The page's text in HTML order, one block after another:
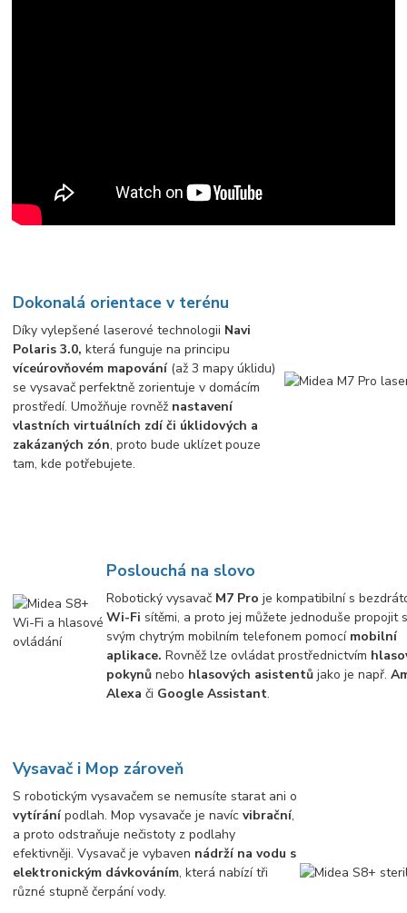
Dokonalá orientace v terénu
Díky vylepšené laserové technologii Navi
Polaris 3.0, která funguje na principu
víceúrovňovém mapování (až 3 mapy úklidu)
se vysavač perfektně zorientuje v domácím
prostředí. Umožňuje rovněž nastavení
vlastních virtuálních zdí či úklidových a
zakázaných zón, proto bude uklízet pouze
tam, kde potřebujete.
Poslouchá na slovo
Robotický vysavač M7 Pro je kompatibilní s
Wi-Fi sítěmi, a proto jej můžete jednoduše propojit
svým chytrým mobilním telefonem pomocí mobilní
aplikace. Rovněž lze ovládat prostřednictvím
pokynů nebo hlasových asistentůjako je např.
Alexa či Google Assistant.
Vysavač i Mop zároveň
S robotickým vysavačem se nemusíte starat ani o
vytíránípodlah. Mop vysavače je navícvibrační,
a proto odstraňuje nečistoty z podlahy
efektivněji. Vysavač je vybaven nádrží na vodu s
elektronickým dávkováním, která nabízí tři
různé stupně čerpání vody.